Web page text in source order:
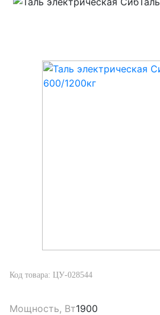
Код товара: ЦУ-028544
Мощность, Вт1900